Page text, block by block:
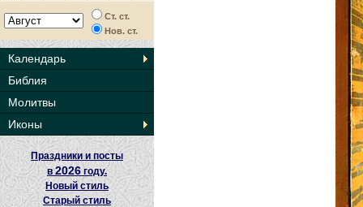
Ст. ст.
Нов. ст.
Календарь
Библия
Молитвы
Иконы
Праздники и посты
в2026 году.
Новый стиль
Старый стиль